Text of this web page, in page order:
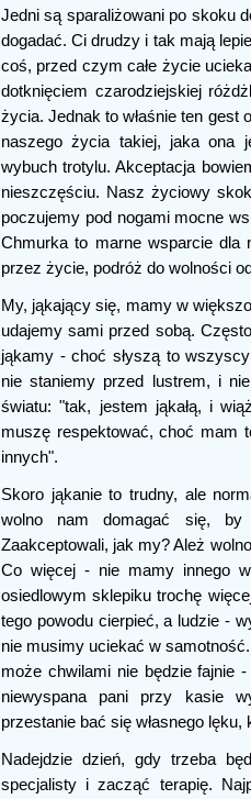
Jedni są sparaliżowani po skoku
dogadać. Ci drudzy i tak mają
coś, przed czym całe życie
dotknięciem czarodziejskiej
życia. Jednak to właśnie ten
naszego życia takiej, jaka ona
wybuch trotylu. Akceptacja
nieszczęściu. Nasz życiowy
poczujemy pod nogami mocne
Chmurka to marne wsparcie dla
przez życie, podróż do wolności
My, jąkający się, mamy w
udajemy sami przed sobą.
jąkamy - choć słyszą to
nie staniemy przed lustrem, i
światu: "tak, jestem jąkałą, i
muszę respektować, choć mam
innych".
Skoro jąkanie to trudny, ale
wolno nam domagać się,
Zaakceptowali, jak my? Ależ
Co więcej - nie mamy innego
osiedlowym sklepiku trochę
tego powodu cierpieć, a ludzie -
nie musimy uciekać w
może chwilami nie będzie fajnie
niewyspana pani przy kasie
przestanie bać się własnego
Nadejdzie dzień, gdy trzeba
specjalisty i zacząć terapię.